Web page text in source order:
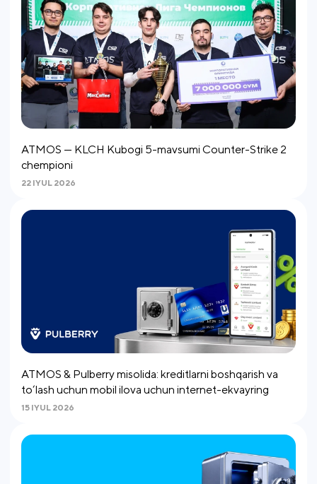
ATMOS — KLCH Kubogi 5-mavsumi Counter-Strike 2
chempioni
22 IYUL 2026
ATMOS & Pulberry misolida: kreditlarni boshqarish va
to‘lash uchun mobil ilova uchun internet-ekvayring
15 IYUL 2026